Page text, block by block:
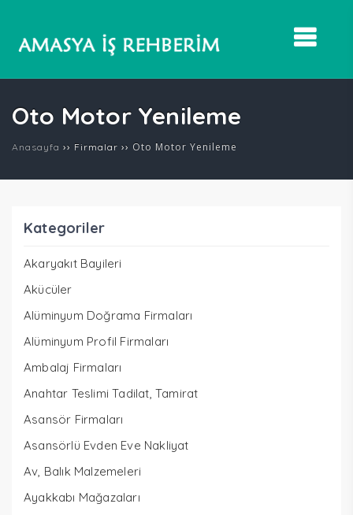
Oto Motor Yenileme
Anasayfa ›› Firmalar ›› Oto Motor Yenileme
Kategoriler
Akaryakıt Bayileri
Akücüler
Alüminyum Doğrama Firmaları
Alüminyum Profil Firmaları
Ambalaj Firmaları
Anahtar Teslimi Tadilat, Tamirat
Asansör Firmaları
Asansörlü Evden Eve Nakliyat
Av, Balık Malzemeleri
Ayakkabı Mağazaları